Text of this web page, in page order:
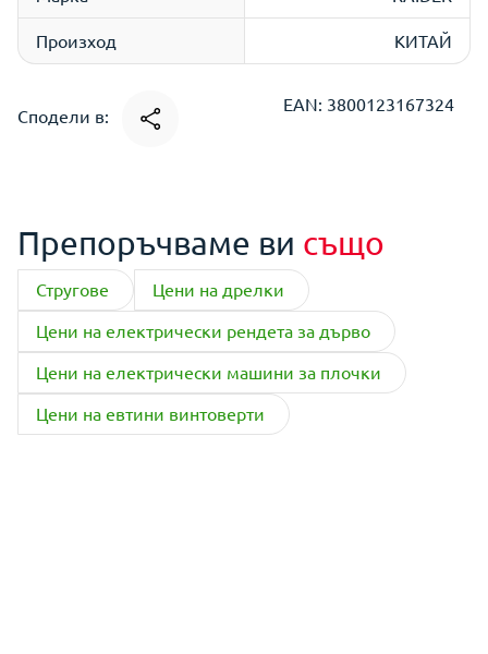
Произход КИТАЙ
Сподели в:
EAN: 3800123167324
Препоръчваме ви също
Стругове
Цени на дрелки
Цени на електрически рендета за дърво
Цени на електрически машини за плочки
Цени на евтини винтоверти